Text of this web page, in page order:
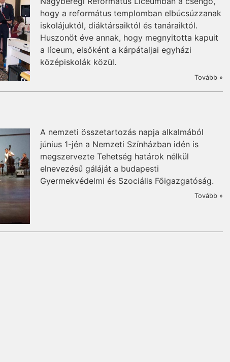
hogy a református templomban elbúcsúzzanak
iskolájuktól, diáktársaiktól és tanáraiktól.
Huszonöt éve annak, hogy megnyitotta kapuit
a líceum, elsőként a kárpátaljai egyházi
középiskolák közül.
Tovább »
A nemzeti összetartozás napja alkalmából
június 1-jén a Nemzeti Színházban idén is
megszervezte Tehetség határok nélkül
elnevezésű gáláját a budapesti
Gyermekvédelmi és Szociális Főigazgatóság.
Tovább »